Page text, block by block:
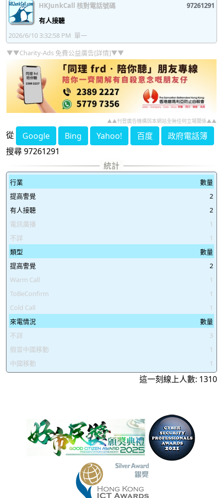
HKJunkCall 核對電話號碼
97261291
有人接聽
2026/6/10 3:32:58 PM 單一
▼▼Charity-Ads 免費公益廣告[詳情]▼▼
▲▲刊登廣告機構與本網站全無任何立場關係▲▲
從 Google Bing Yahoo! 百度
政府電話簿
搜尋 97261291
行業
數量
提高警覺
2
有人接聽
2
電訊廣播
1
不詳
1
類型
數量
提高警覺
2
Warm Call
1
ToBeConfirm
1
Cold Call
1
來電情況
數量
不詳
3
假冒中國移動
1
中國移動
1
這一刻線上人數: 1310